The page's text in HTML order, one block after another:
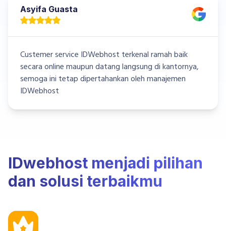
Asyifa Guasta
Custemer service IDWebhost terkenal ramah baik
secara online maupun datang langsung di kantornya,
semoga ini tetap dipertahankan oleh manajemen
IDWebhost
IDwebhost menjadi pilihan
dan solusi terbaikmu